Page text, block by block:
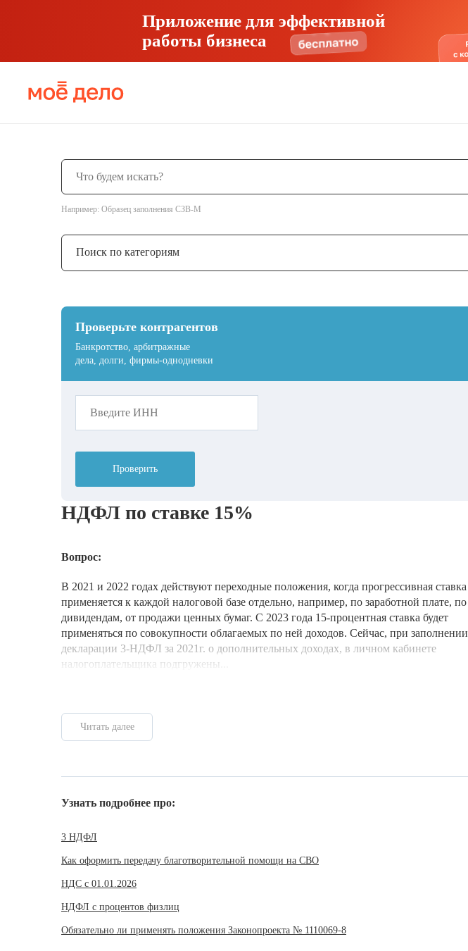
Приложение для эффективной
работы бизнеса
Например: Образец заполнения СЗВ-М
Поиск по категориям
Проверьте контрагентов
Банкротство, арбитражные
дела, долги, фирмы-однодневки
Проверить
НДФЛ по ставке 15%
Вопрос:
В 2021 и 2022 годах действуют переходные положения, когда прогрессивная ставка
применяется к каждой налоговой базе отдельно, например, по заработной плате, по
дивидендам, от продажи ценных бумаг. С 2023 года 15-процентная ставка будет
применяться по совокупности облагаемых по ней доходов. Сейчас, при заполнении
декларации 3-НДФЛ за 2021г. о дополнительных доходах, в личном кабинете
налогоплательщика подгружены...
Читать далее
Узнать подробнее про:
3 НДФЛ
Как оформить передачу благотворительной помощи на СВО
НДС с 01.01.2026
НДФЛ с процентов физлиц
Обязательно ли применять положения Законопроекта № 1110069-8